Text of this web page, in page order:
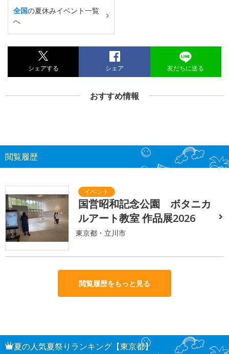
全国の夏休みイベント一覧
へ
シェアする シェア 友だちに送る
おすすめ情報
閲覧履歴
国営昭和記念公園 ボタニカ
ルアート教室 作品展2026
東京都・立川市
閲覧履歴をもっと見る
夏の人気夏祭りランキング【東京都】